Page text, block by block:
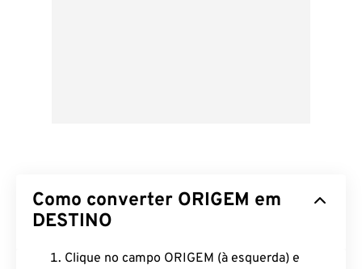
Como converter ORIGEM em
DESTINO
Clique no campo ORIGEM (à esquerda) e